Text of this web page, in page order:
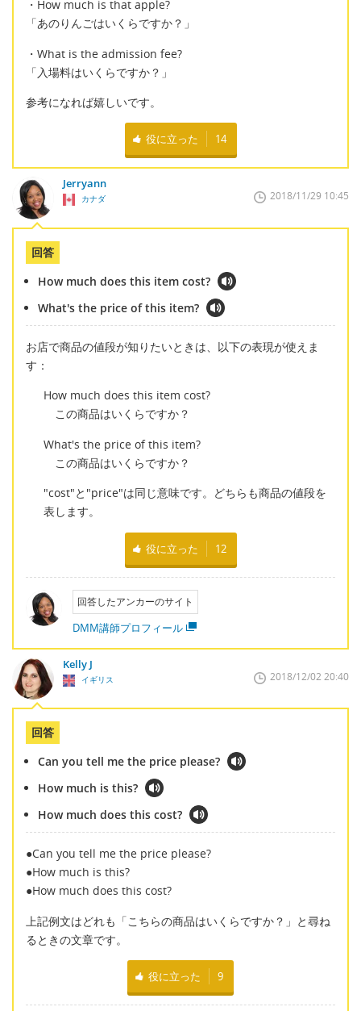
・How much is that apple?
「あのりんごはいくらですか？」
・What is the admission fee?
「入場料はいくらですか？」
参考になれば嬉しいです。
役に立った 14
Jerryann
カナダ 2018/11/29 10:45
回答
How much does this item cost?
What's the price of this item?
お店で商品の値段が知りたいときは、以下の表現が使えま
す：
How much does this item cost?
この商品はいくらですか？
What's the price of this item?
この商品はいくらですか？
"cost"と"price"は同じ意味です。どちらも商品の値段を
表します。
役に立った 12
回答したアンカーのサイト
DMM講師プロフィール
Kelly J
イギリス 2018/12/02 20:40
回答
Can you tell me the price please?
How much is this?
How much does this cost?
●Can you tell me the price please?
●How much is this?
●How much does this cost?
上記例文はどれも「こちらの商品はいくらですか？」と尋ね
るときの文章です。
役に立った 9